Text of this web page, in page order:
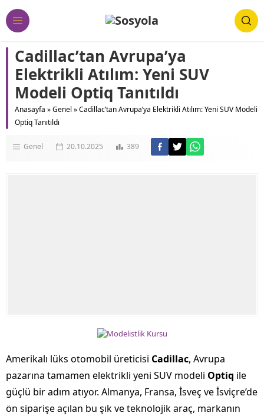
Cadillac’tan Avrupa’ya
Elektrikli Atılım: Yeni SUV
Modeli Optiq Tanıtıldı
Anasayfa »Genel »Cadillac’tan Avrupa’ya Elektrikli Atılım: Yeni SUV Modeli
Optiq Tanıtıldı
Genel 20.10.2025 389
Amerikalı lüks otomobil üreticisi Cadillac, Avrupa
pazarına tamamen elektrikli yeni SUV modeli Optiq ile
güçlü bir adım atıyor. Almanya, Fransa, İsveç ve İsviçre’de
ön siparişe açılan bu şık ve teknolojik araç, markanın